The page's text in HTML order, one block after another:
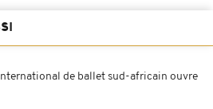
de ballet sud-africain ouvre